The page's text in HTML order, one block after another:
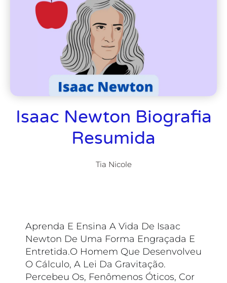
Isaac Newton Biografia
Resumida
Tia Nicole
Aprenda E Ensina A Vida De Isaac
Newton De Uma Forma Engraçada E
Entretida.O Homem Que Desenvolveu
O Cálculo, A Lei Da Gravitação.
Percebeu Os, Fenômenos Óticos, Cor